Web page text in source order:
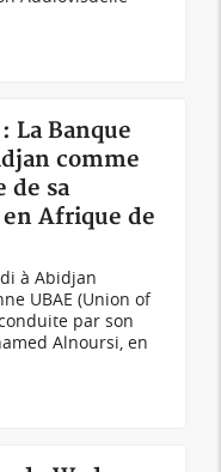
Banque
comme
de sa
Afrique de
à Abidjan
UBAE (Union of
par son
Alnoursi, en